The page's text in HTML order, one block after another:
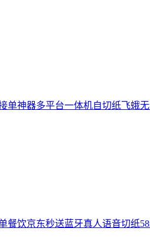
单神器多平台一体机自切纸飞蛾
饮京东秒送蓝牙真人语音切纸